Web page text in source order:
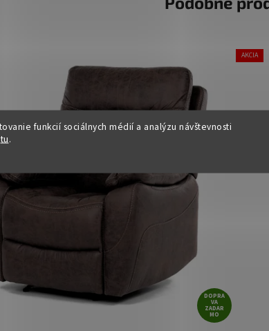
funkcií sociálnych médií a analýzu návštevnosti
tu.
DOPRA
VA
ZADAR
MO
AKCIA